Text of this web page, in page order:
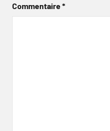
Commentaire*